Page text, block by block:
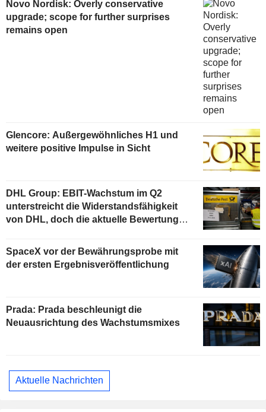
Novo Nordisk: Overly conservative
upgrade; scope for further surprises
remains open
Glencore: Außergewöhnliches H1 und
weitere positive Impulse in Sicht
DHL Group: EBIT-Wachstum im Q2
unterstreicht die Widerstandsfähigkeit
von DHL, doch die aktuelle Bewertung
SpaceX vor der Bewährungsprobe mit
der ersten Ergebnisveröffentlichung
Prada: Prada beschleunigt die
Neuausrichtung des Wachstumsmixes
Aktuelle Nachrichten